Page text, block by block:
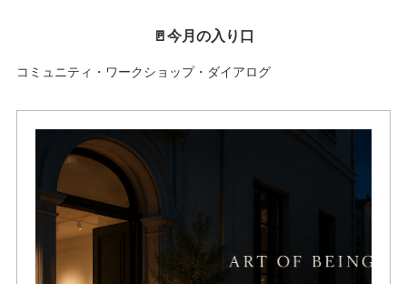
🚪今月の入り口
コミュニティ・ワークショップ・ダイアログ